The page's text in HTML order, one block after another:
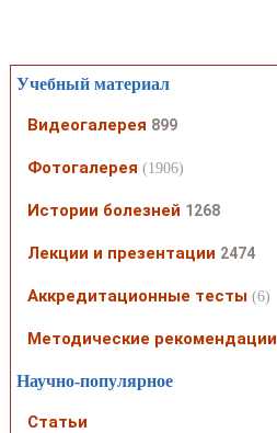
Учебный материал
Видеогалерея 899
Фотогалерея (1906)
Истории болезней 1268
Лекции и презентации 2474
Аккредитационные тесты (6)
Методические рекомендации
Научно-популярное
Статьи